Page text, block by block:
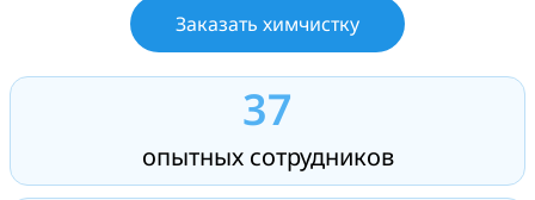
Заказать химчистку
37
опытных сотрудников